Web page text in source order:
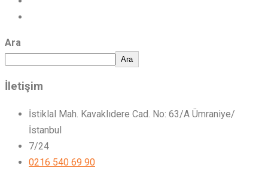
Ara
Ara
İletişim
İstiklal Mah. Kavaklıdere Cad. No: 63/A Ümraniye/
İstanbul
7/24
0216 540 69 90